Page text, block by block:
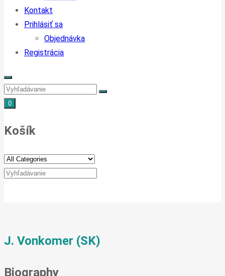
Kontakt
Prihlásiť sa
Objednávka
Registrácia
0
Košík
J. Vonkomer (SK)
Biography